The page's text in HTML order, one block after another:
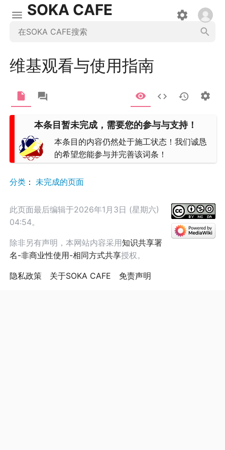
SOKA CAFE
维基观看与使用指南
本条目暂未完成，需要您的参与与支持！
本条目的内容仍然处于施工状态！我们诚恳
的希望您能参与并完善该词条！
分类 ：​ 未完成的页面
此页面最后编辑于2026年1月3日 (星期六)
04:54。
除非另有声明，本网站内容采用知识共享署
名-非商业性使用-相同方式共享授权。
隐私政策 关于SOKA CAFE 免责声明